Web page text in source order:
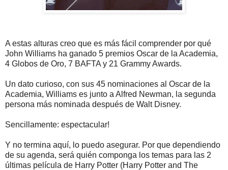
A estas alturas creo que es más fácil comprender por qué
John Williams ha ganado 5 premios Oscar de la Academia,
4 Globos de Oro, 7 BAFTA y 21 Grammy Awards.
Un dato curioso, con sus 45 nominaciones al Oscar de la
Academia, Williams es junto a Alfred Newman, la segunda
persona más nominada después de Walt Disney.
Sencillamente: espectacular!
Y no termina aquí, lo puedo asegurar. Por que dependiendo
de su agenda, será quién componga los temas para las 2
últimas película de Harry Potter (Harry Potter and The